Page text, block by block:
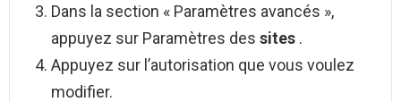
Dans la section « Paramètres avancés »,
appuyez sur Paramètres des sites .
Appuyez sur l’autorisation que vous voulez
modifier.